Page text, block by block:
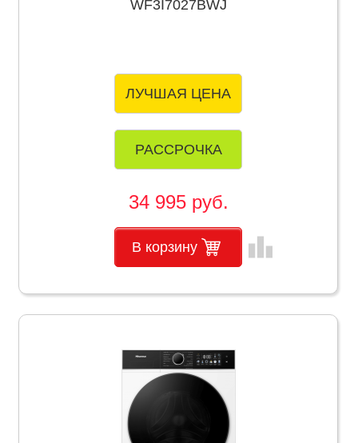
WF3I7027BWJ
ЛУЧШАЯ ЦЕНА
РАССРОЧКА
34 995 руб.
В корзину leaderboard